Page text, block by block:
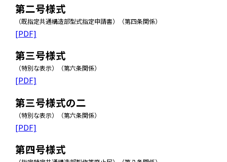
第二号様式
（既指定共通構造部型式指定申請書）（第四条関係）
[PDF]
第三号様式
（特別な表示）（第六条関係）
[PDF]
第三号様式の二
（特別な表示）（第六条関係）
[PDF]
第四号様式